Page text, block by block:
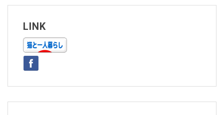
ビ
ゲ
ー
シ
ョ
ン
LINK